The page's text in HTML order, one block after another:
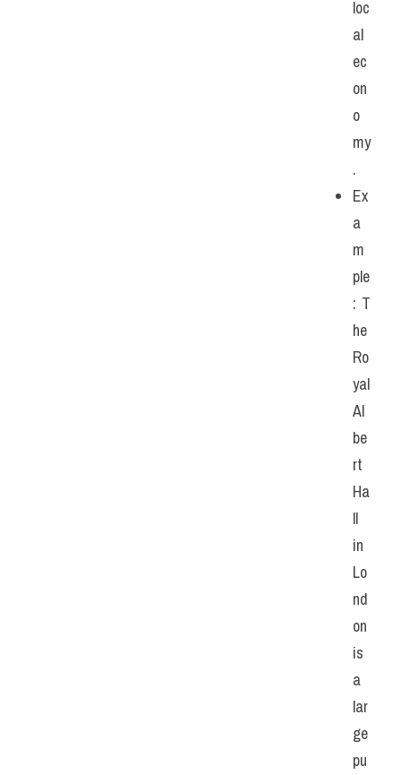
loc
al
ec
on
o
my
.
Ex
a
m
ple
: T
he
Ro
yal
Al
be
rt
Ha
ll
in
Lo
nd
on
is
a
lar
ge
pu